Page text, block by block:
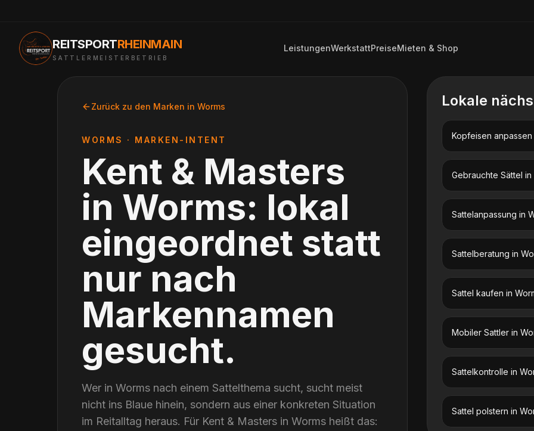
REITSPORTRHEINMAIN
SATTLERMEISTERBETRIEB
LeistungenWerkstattPreiseMieten & Shop
Zurück zu den Marken in Worms
WORMS · MARKEN-INTENT
Kent & Masters
in Worms: lokal
eingeordnet statt
nur nach
Markennamen
gesucht.
Wer in Worms nach einem Sattelthema sucht, sucht meist
nicht ins Blaue hinein, sondern aus einer konkreten Situation
im Reitalltag heraus. Für Kent & Masters in Worms heißt das:
Lokale
Kopfeisen anpassen
Gebrauchte Sättel in
Sattelanpassung in
Sattelberatung in
Sattel kaufen in
Mobiler Sattler in
Sattelkontrolle in
Sattel polstern in